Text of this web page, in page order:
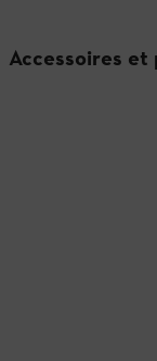
Accessoires